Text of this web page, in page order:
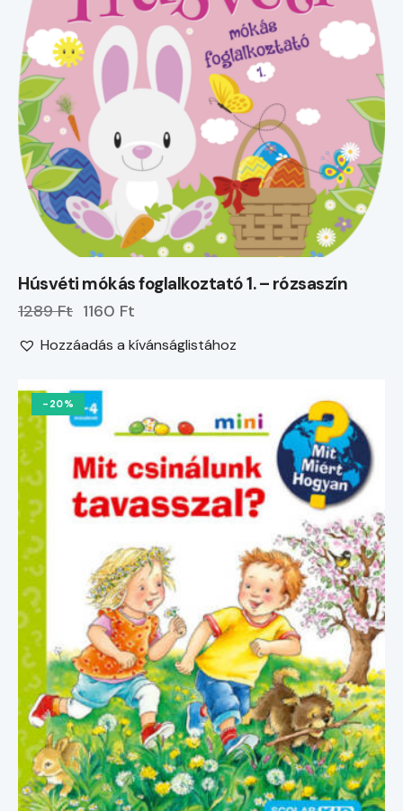
Húsvéti mókás foglalkoztató 1. – rózsaszín
1289 Ft 1160 Ft
Hozzáadás a kívánságlistához
-20%